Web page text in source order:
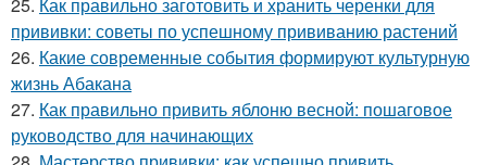
25. Как правильно заготовить и хранить черенки для
прививки: советы по успешному прививанию растений
26. Какие современные события формируют культурную
жизнь Абакана
27. Как правильно привить яблоню весной: пошаговое
руководство для начинающих